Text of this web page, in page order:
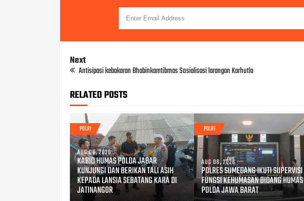
Next
Antisipasi kebakaran Bhabinkamtibmas Sosialisasi larangan Karhutla
RELATED POSTS
POLRI
AUG 06, 2026
KABID HUMAS POLDA JABAR
KUNJUNGI DAN BERIKAN TALI ASIH
KEPADA LANSIA SEBATANG KARA DI
JATINANGOR
POLRI
AUG 06, 2026
POLRES SUMEDANG IKUTI SUPERVISI
FUNGSI KEHUMASAN BIDANG HUMAS
POLDA JAWA BARAT